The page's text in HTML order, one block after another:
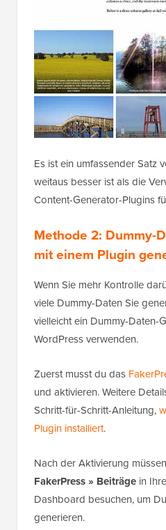
Es ist ein umfassender Satz
weitaus besser ist als die
Content-Generator-Plugins
Methode 2: Dummy-
mit einem Plugin
Wenn Sie mehr Kontrolle
viele Dummy-Daten Sie
vielleicht ein Dummy-Daten-
WordPress verwenden.
Zuerst musst du das
und aktivieren. Weitere
Schritt-für-Schritt-Anleitung,
Plugin installiert.
Nach der Aktivierung
FakerPress » Beiträge in
Dashboard besuchen, um
generieren.